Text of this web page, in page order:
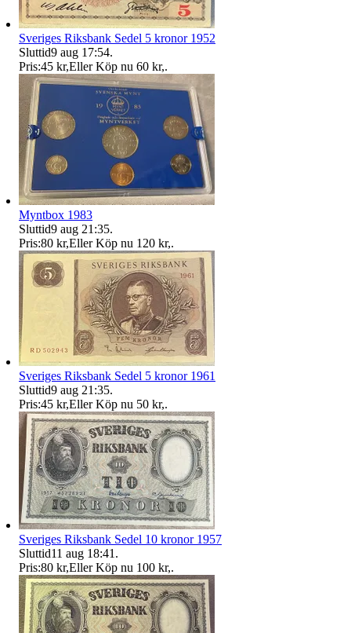
Sveriges Riksbank Sedel 5 kronor 1952
Sluttid9 aug 17:54.
Pris:45 kr,Eller Köp nu 60 kr,.
Myntbox 1983
Sluttid9 aug 21:35.
Pris:80 kr,Eller Köp nu 120 kr,.
Sveriges Riksbank Sedel 5 kronor 1961
Sluttid9 aug 21:35.
Pris:45 kr,Eller Köp nu 50 kr,.
Sveriges Riksbank Sedel 10 kronor 1957
Sluttid11 aug 18:41 .
Pris:80 kr,Eller Köp nu 100 kr,.